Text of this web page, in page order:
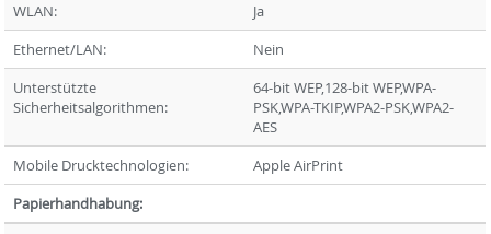
WLAN:
Ja
Ethernet/LAN:
Nein
Unterstützte
Sicherheitsalgorithmen:
64-bit WEP,128-bit WEP,WPA-
PSK,WPA-TKIP,WPA2-PSK,WPA2-
AES
Mobile Drucktechnologien:
Apple AirPrint
Papierhandhabung: